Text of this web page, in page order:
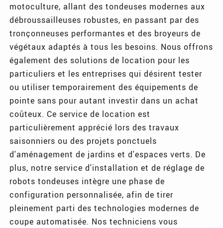
motoculture, allant des tondeuses modernes aux
débroussailleuses robustes, en passant par des
tronçonneuses performantes et des broyeurs de
végétaux adaptés à tous les besoins. Nous offrons
également des solutions de location pour les
particuliers et les entreprises qui désirent tester
ou utiliser temporairement des équipements de
pointe sans pour autant investir dans un achat
coûteux. Ce service de location est
particulièrement apprécié lors des travaux
saisonniers ou des projets ponctuels
d'aménagement de jardins et d'espaces verts. De
plus, notre service d'installation et de réglage de
robots tondeuses intègre une phase de
configuration personnalisée, afin de tirer
pleinement parti des technologies modernes de
coupe automatisée. Nos techniciens vous